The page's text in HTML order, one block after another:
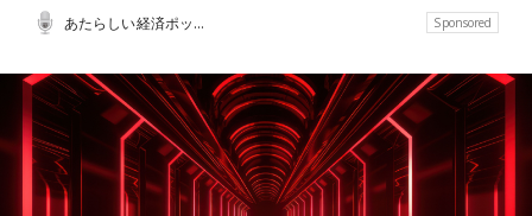
あたらしい経済ポッドキャスト Sponsored